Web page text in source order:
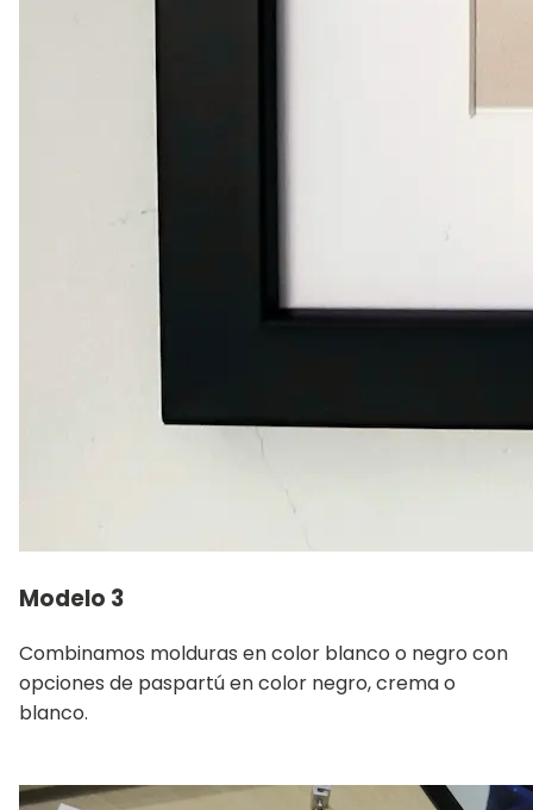
Modelo 3
Combinamos molduras en color blanco o negro con
opciones de paspartú en color negro, crema o
blanco.